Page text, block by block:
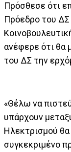
Πρόσθεσε ότι
Πρόεδρο του ΔΣ
ανέφερε ότι θα
του ΔΣ την
«Θέλω να
υπάρχουν
Ηλεκτρισμού
συγκεκριμένο